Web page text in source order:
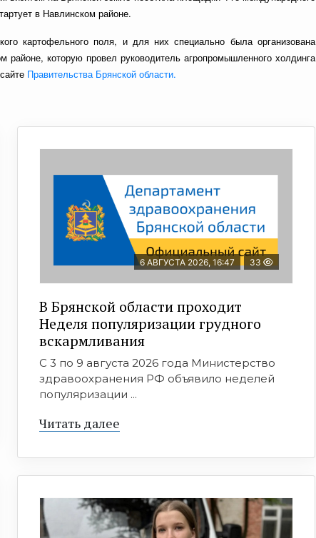
в Навлинском районе.
картофельного поля, и для них специально была организована
которую провел руководитель агропромышленного холдинга
Правительства Брянской области.
6 АВГУСТА 2026, 16:47 33
В Брянской области проходит
Неделя популяризации грудного
вскармливания
С 3 по 9 августа 2026 года Министерство
здравоохранения РФ объявило неделей
популяризации ...
Читать далее